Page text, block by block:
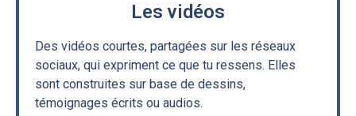
Les vidéos
Des vidéos courtes, partagées sur les réseaux
sociaux, qui expriment ce que tu ressens. Elles
sont construites sur base de dessins,
témoignages écrits ou audios.